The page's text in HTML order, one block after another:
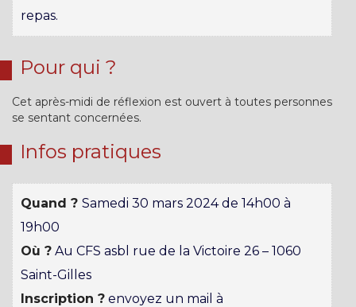
repas.
Pour qui ?
Cet après-midi de réflexion est ouvert à toutes personnes
se sentant concernées.
Infos pratiques
Quand ? Samedi 30 mars 2024 de 14h00 à
19h00
Où ? Au CFS asbl rue de la Victoire 26 – 1060
Saint-Gilles
Inscription ? envoyez un mail à